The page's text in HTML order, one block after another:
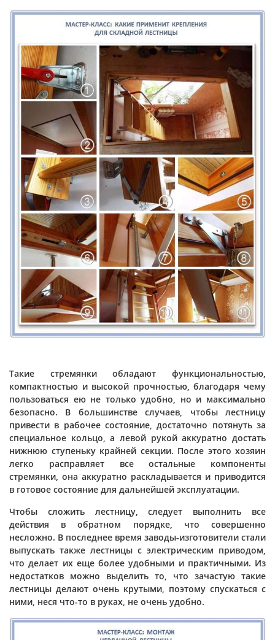
Такие стремянки обладают функциональностью,
компактностью и высокой прочностью, благодаря чему
пользоваться ею не только удобно, но и максимально
безопасно. В большинстве случаев, чтобы лестницу
привести в рабочее состояние, достаточно потянуть за
специальное кольцо, а левой рукой аккуратно достать
нижнюю ступеньку крайней секции. После этого хозяин
легко расправляет все остальные компоненты
стремянки, она аккуратно раскладывается и приводится
в готовое состояние для дальнейшей эксплуатации.
Чтобы сложить лестницу, следует выполнить все
действия в обратном порядке, что совершенно
несложно. В последнее время заводы-изготовители стали
выпускать также лестницы с электрическим приводом,
что делает их еще более удобными и практичными. Из
недостатков можно выделить то, что зачастую такие
лестницы делают очень крутыми, поэтому спускаться с
ними, неся что-то в руках, не очень удобно.